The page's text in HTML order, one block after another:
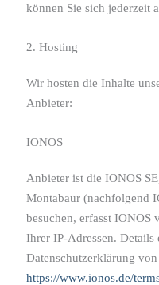
können Sie sich jederzeit
2. Hosting
Wir hosten die Inhalte
Anbieter:
IONOS
Anbieter ist die IONOS
Montabaur (nachfolgend
besuchen, erfasst IONOS
Ihrer IP-Adressen. Details
Datenschutzerklärung
https://www.ionos.de/